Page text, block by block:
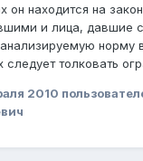
он находится на
и лица, давшие
норму
толковать
2010